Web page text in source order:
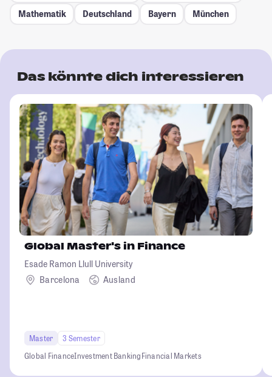
Mathematik
Deutschland Bayern München
Das könnte dich interessieren
Global Master's in Finance
Esade Ramon Llull University
Barcelona
Ausland
Master
3 Semester
Global FinanceInvestment BankingFinancial Markets